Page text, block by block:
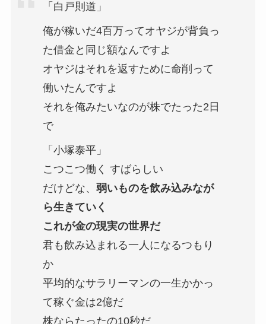
「白戸則道」
俺が稼いだ4百万ってオヤジが背負っ
た借金と同じ額なんですよ
オヤジはそれを返すために命削って
働いたんですよ
それを俺みたいなのが株でたった2日
で
「小塚泰平」
こつこつ働く すばらしい
だけどな、 弱いものを飲み込みなが
ら生きていく
これが金の現実の世界だ
君も飲み込まれる一人になるつもり
か
平均的なサラリーマンの一生かかっ
て稼ぐ金は2億だ
株ならたったの10秒だ